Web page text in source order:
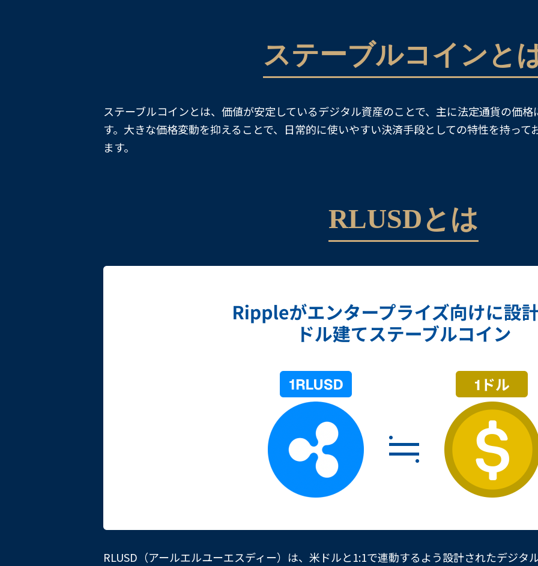
ステーブルコインと
ステーブルコインとは、価値が安定しているデジタル資産のことで、主に法定通貨の価
す。大きな価格変動を抑えることで、日常的に使いやすい決済手段としての特性を持っ
ます。
RLUSDとは
RLUSD（アールエルユーエスディー）は、米ドルと1:1で連動するよう設計されたデジ